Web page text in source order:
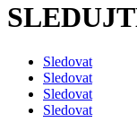
Sledovat
Sledovat
Sledovat
Sledovat